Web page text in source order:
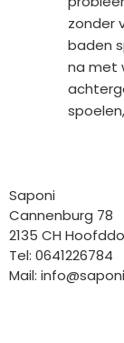
zonder
baden
na met
Saponi
Cannenburg 78
2135 CH
Tel: 0641226784
Mail: